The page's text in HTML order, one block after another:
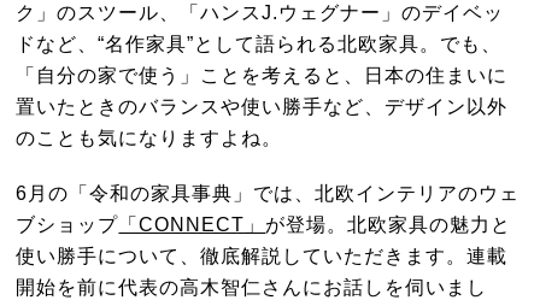
ク」のスツール、「ハンスJ.ウェグナー」のデイベッ
ドなど、“名作家具”として語られる北欧家具。でも、
「自分の家で使う」ことを考えると、日本の住まいに
置いたときのバランスや使い勝手など、デザイン以外
のことも気になりますよね。
6月の「令和の家具事典」では、北欧インテリアのウェ
ブショップ 「CONNECT」 が登場。北欧家具の魅力と
使い勝手について、徹底解説していただきます。連載
開始を前に代表の高木智仁さんにお話しを伺いまし